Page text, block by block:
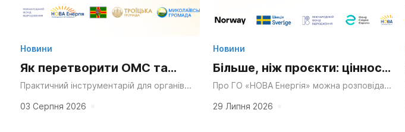
Новини
Як перетворити ОМС та
Статут громади на
суперсилу для згуртування
Практичний інструментарій для органів
організацій та активних мешканців.
«Мальовнича природа», «працьовиті
03 Серпня 2026
Новини
Більше, ніж проєкти: цінності
та ресурсна справедливість
у діяльності ГО НОВА Енергія
Про ГО «НОВА Енергія» можна розповідати
справедливості: від громадської участі й
29 Липня 2026